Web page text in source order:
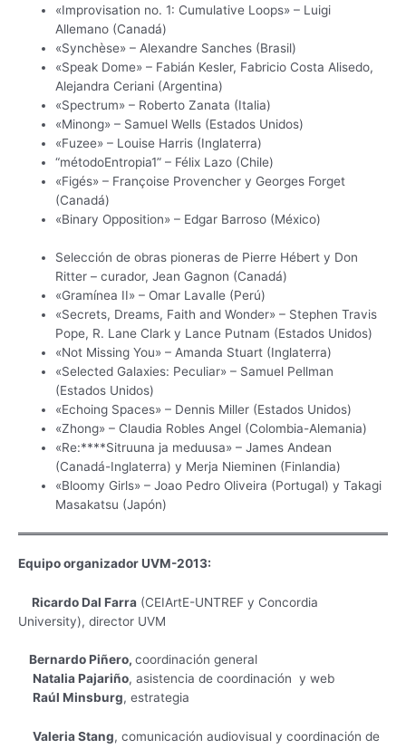
«Improvisation no. 1: Cumulative Loops» – Luigi
Allemano (Canadá)
«Synchèse» – Alexandre Sanches (Brasil)
«Speak Dome» – Fabián Kesler, Fabricio Costa Alisedo,
Alejandra Ceriani (Argentina)
«Spectrum» – Roberto Zanata (Italia)
«Minong» – Samuel Wells (Estados Unidos)
«Fuzee» – Louise Harris (Inglaterra)
“métodoEntropia1” – Félix Lazo (Chile)
«Figés» – Françoise Provencher y Georges Forget
(Canadá)
«Binary Opposition» – Edgar Barroso (México)
Selección de obras pioneras de Pierre Hébert y Don
Ritter – curador, Jean Gagnon (Canadá)
«Gramínea II» – Omar Lavalle (Perú)
«Secrets, Dreams, Faith and Wonder» – Stephen Travis
Pope, R. Lane Clark y Lance Putnam (Estados Unidos)
«Not Missing You» – Amanda Stuart (Inglaterra)
«Selected Galaxies: Peculiar» – Samuel Pellman
(Estados Unidos)
«Echoing Spaces» – Dennis Miller (Estados Unidos)
«Zhong» – Claudia Robles Angel (Colombia-Alemania)
«Re:****Sitruuna ja meduusa» – James Andean
(Canadá-Inglaterra) y Merja Nieminen (Finlandia)
«Bloomy Girls» – Joao Pedro Oliveira (Portugal) y Takagi
Masakatsu (Japón)
Equipo organizador UVM-2013:
Ricardo Dal Farra (CEIArtE-UNTREF y Concordia
University), director UVM
Bernardo Piñero, coordinación general
Natalia Pajariño, asistencia de coordinación y web
Raúl Minsburg, estrategia
Valeria Stang, comunicación audiovisual y coordinación de